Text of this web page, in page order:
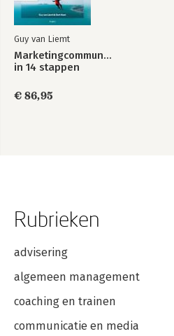
Guy van Liemt
Marketingcommunicatie
in 14 stappen
€ 86,95
Rubrieken
advisering
algemeen management
coaching en trainen
communicatie en media